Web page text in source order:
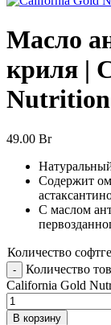
Масло
криля |
49.00 Br
Содержит
С маслом
Количество
Количество
California Gold
В корзину